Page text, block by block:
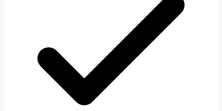
Volledige toegang, team beheren